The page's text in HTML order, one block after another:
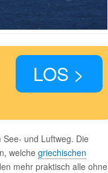
LOS >
und Luftweg. Die
welche griechischen
mehr praktisch alle ohne